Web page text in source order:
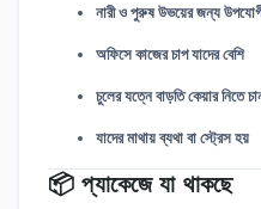
নারী ও পুরুষ উভয়ের জন্য
অফিসে কাজের চাপ যাদের বেশি
চুলের যত্নে বাড়তি কেয়ার নিতে
যাদের মাথায় ব্যথা বা স্ট্রেস হয়
📦 প্যাকেজে যা থাকছে